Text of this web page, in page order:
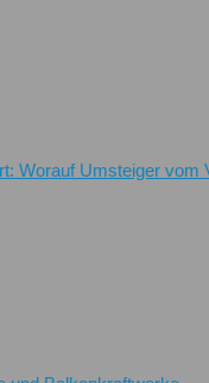
Worauf Umsteiger